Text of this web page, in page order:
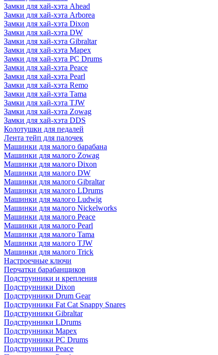
Замки для хай-хэта Ahead
Замки для хай-хэта Arborea
Замки для хай-хэта Dixon
Замки для хай-хэта DW
Замки для хай-хэта Gibraltar
Замки для хай-хэта Mapex
Замки для хай-хэта PC Drums
Замки для хай-хэта Peace
Замки для хай-хэта Pearl
Замки для хай-хэта Remo
Замки для хай-хэта Tama
Замки для хай-хэта TJW
Замки для хай-хэта Zowag
Замки для хай-хэта DDS
Колотушки для педалей
Лента тейп для палочек
Машинки для малого барабана
Машинки для малого Zowag
Машинки для малого Dixon
Машинки для малого DW
Машинки для малого Gibraltar
Машинки для малого LDrums
Машинки для малого Ludwig
Машинки для малого Nickelworks
Машинки для малого Peace
Машинки для малого Pearl
Машинки для малого Tama
Машинки для малого TJW
Машинки для малого Trick
Настроечные ключи
Перчатки барабанщиков
Подструнники и крепления
Подструнники Dixon
Подструнники Drum Gear
Подструнники Fat Cat Snappy Snares
Подструнники Gibraltar
Подструнники LDrums
Подструнники Mapex
Подструнники PC Drums
Подструнники Peace